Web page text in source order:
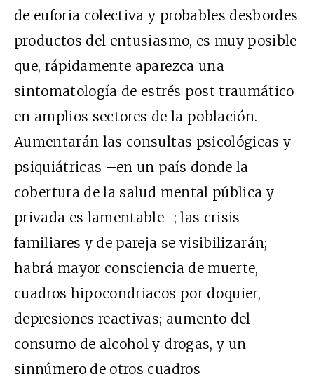
de euforia colectiva y probables desbordes
productos del entusiasmo, es muy posible
que, rápidamente aparezca una
sintomatología de estrés post traumático
en amplios sectores de la población.
Aumentarán las consultas psicológicas y
psiquiátricas –en un país donde la
cobertura de la salud mental pública y
privada es lamentable–; las crisis
familiares y de pareja se visibilizarán;
habrá mayor consciencia de muerte,
cuadros hipocondriacos por doquier,
depresiones reactivas; aumento del
consumo de alcohol y drogas, y un
sinnúmero de otros cuadros